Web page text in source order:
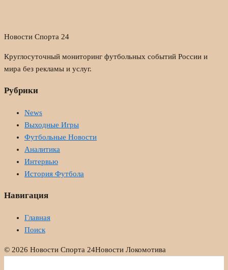
Новости Спорта 24
Круглосуточный мониторинг футбольных событий России и
мира без рекламы и услуг.
Рубрики
News
Выходные Игры
Футбольные Новости
Аналитика
Интервью
История Футбола
Навигация
Главная
Поиск
© 2026 Новости Спорта 24Новости Локомотива